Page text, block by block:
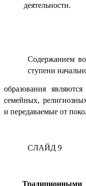
деятельности.
Содержанием
ступени
образования
семейных,
и передаваемые от
СЛАЙД 9